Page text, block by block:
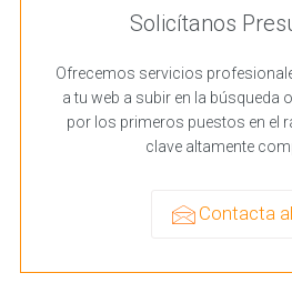
Solicítanos
Ofrecemos servicios
a tu web a subir en la búsqueda
por los primeros puestos en el
clave altamente
Contacta